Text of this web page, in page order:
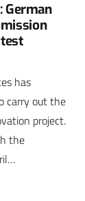
German
has
carry out the
project.
the